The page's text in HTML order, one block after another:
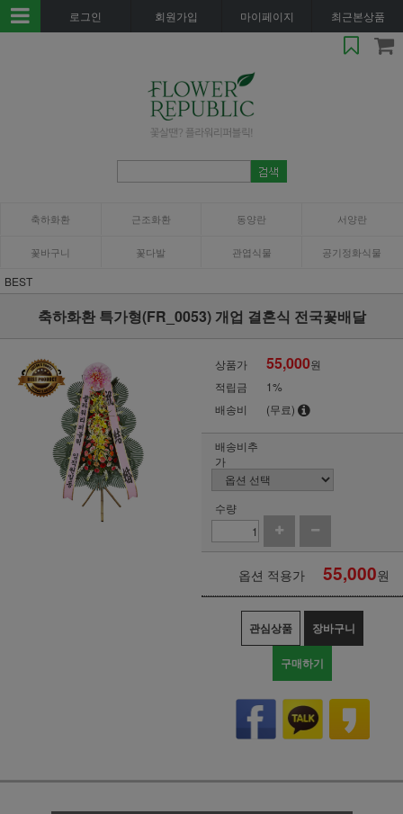
로그인 회원가입 마이페이지 최근본상품
축하화환 근조화환 동양란 서양란
꽃바구니 꽃다발 관엽식물 공기정화식물
BEST
축하화환 특가형(FR_0053) 개업 결혼식 전국꽃배달
상품가 55,000원
적립금
1%
배송비
(무료)
배송비추
가
수량
옵션 적용가 55,000원
관심상품 장바구니
구매하기